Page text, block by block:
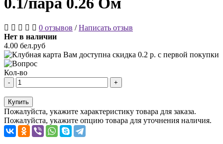
0 отзывов /Написать отзыв
Нет в наличии
4.00 бел.руб
Вам доступна скидка 0.2 р. с первой покупки
Кол-во
- +
Купить
Пожалуйста, укажите характеристику товара для заказа.
Пожалуйста, укажите опцию товара для уточнения наличия.